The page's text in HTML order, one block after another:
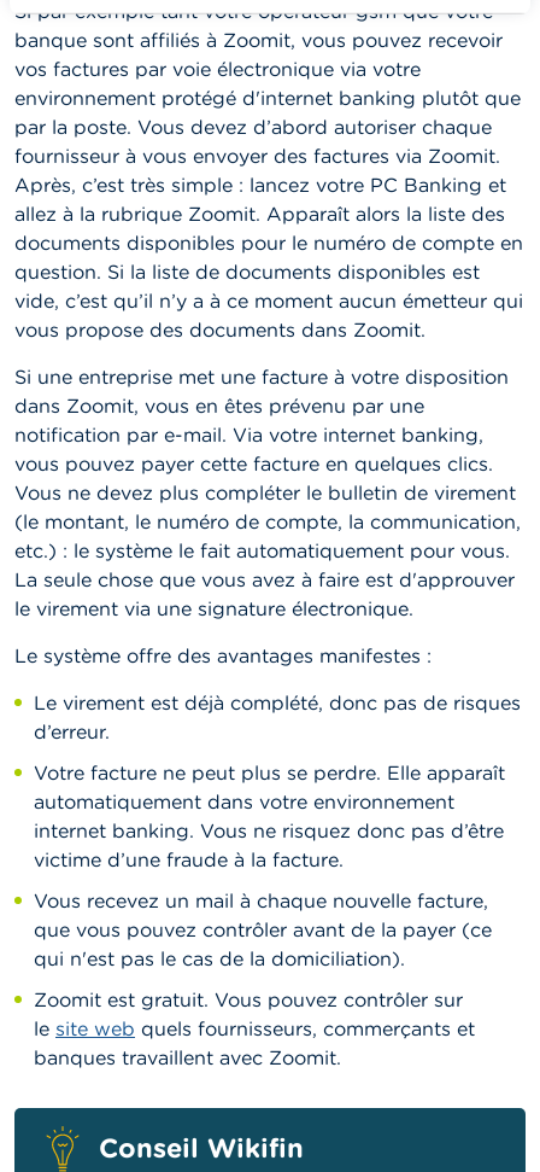
Si par exemple tant votre opérateur gsm que votre
banque sont affiliés à Zoomit, vous pouvez recevoir
vos factures par voie électronique via votre
environnement protégé d'internet banking plutôt que
par la poste. Vous devez d’abord autoriser chaque
fournisseur à vous envoyer des factures via Zoomit.
Après, c’est très simple : lancez votre PC Banking et
allez à la rubrique Zoomit. Apparaît alors la liste des
documents disponibles pour le numéro de compte en
question. Si la liste de documents disponibles est
vide, c’est qu’il n’y a à ce moment aucun émetteur qui
vous propose des documents dans Zoomit.
Si une entreprise met une facture à votre disposition
dans Zoomit, vous en êtes prévenu par une
notification par e-mail. Via votre internet banking,
vous pouvez payer cette facture en quelques clics.
Vous ne devez plus compléter le bulletin de virement
(le montant, le numéro de compte, la communication,
etc.) : le système le fait automatiquement pour vous.
La seule chose que vous avez à faire est d'approuver
le virement via une signature électronique.
Le système offre des avantages manifestes :
Le virement est déjà complété, donc pas de risques
d’erreur.
Votre facture ne peut plus se perdre. Elle apparaît
automatiquement dans votre environnement
internet banking. Vous ne risquez donc pas d’être
victime d’une fraude à la facture.
Vous recevez un mail à chaque nouvelle facture,
que vous pouvez contrôler avant de la payer (ce
qui n'est pas le cas de la domiciliation).
Zoomit est gratuit. Vous pouvez contrôler sur
le site web quels fournisseurs, commerçants et
banques travaillent avec Zoomit.
Conseil Wikifin